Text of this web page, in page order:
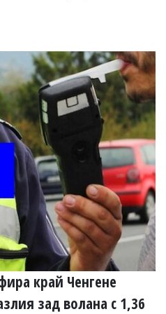
край Ченгене
зад волана с 1,36